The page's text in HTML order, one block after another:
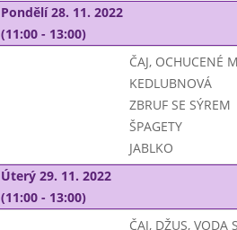
Pondělí 28. 11. 2022
(11:00 - 13:00)
ČAJ, OCHUCENÉ
KEDLUBNOVÁ
ZBRUF SE SÝREM
ŠPAGETY
JABLKO
Úterý 29. 11. 2022
(11:00 - 13:00)
ČAJ, DŽUS, VODA